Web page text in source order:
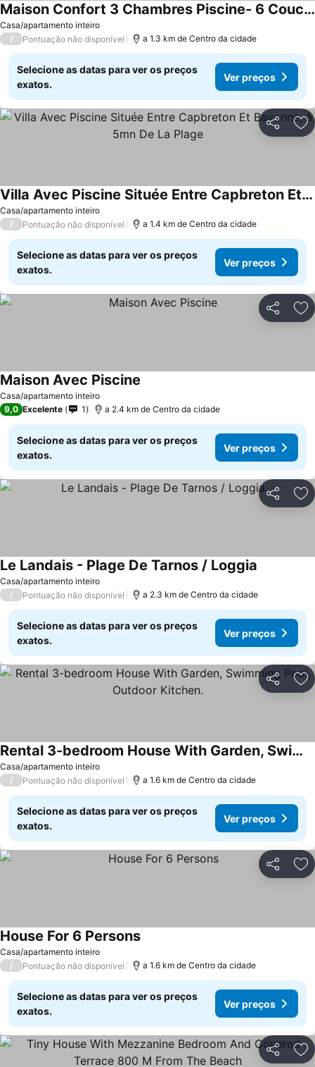
Casa/apartamento inteiro
Maison Confort 3 Chambres Piscine- 6 Couchages, Tarnos Limite Pays Basques
Ver preços
/ Pontuação não disponível a 1.3 km de Centro da cidade
Selecione as datas para ver os preços
exatos.
Ver preços
Partilhar
Casa/apartamento inteiro
Villa Avec Piscine Située Entre Capbreton Et Bayonne, à 5mn De La Plage
Ver preços
/ Pontuação não disponível a 1.4 km de Centro da cidade
Selecione as datas para ver os preços
exatos.
Ver preços
Partilhar
Casa/apartamento inteiro
Maison Avec Piscine
9,0 Excelente 1 a 2.4 km de Centro da cidade
Selecione as datas para ver os preços
exatos.
Ver preços
Partilhar
Casa/apartamento inteiro
Le Landais - Plage De Tarnos / Loggia
/ Pontuação não disponível a 2.3 km de Centro da cidade
Selecione as datas para ver os preços
exatos.
Ver preços
Partilhar
Casa/apartamento inteiro
Rental 3-bedroom House With Garden, Swimming Pool, Outdoor Kitchen.
Ver preços
/ Pontuação não disponível a 1.6 km de Centro da cidade
Selecione as datas para ver os preços
exatos.
Ver preços
Partilhar
Casa/apartamento inteiro
House For 6 PersonsVer preços
/ Pontuação não disponível a 1.6 km de Centro da cidade
Selecione as datas para ver os preços
exatos.
Ver preços
Partilhar